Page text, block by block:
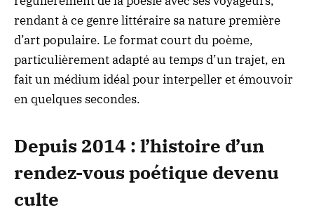
rendant à ce genre littéraire sa nature première
d’art populaire. Le format court du poème,
particulièrement adapté au temps d’un trajet, en
fait un médium idéal pour interpeller et émouvoir
en quelques secondes.
Depuis 2014 : l’histoire d’un
rendez-vous poétique devenu
culte